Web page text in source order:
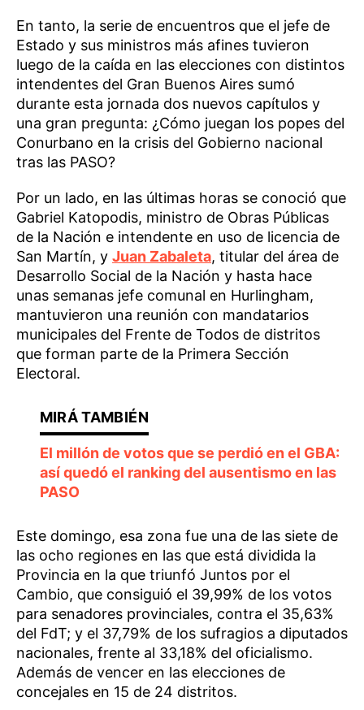
En tanto, la serie de encuentros que el jefe de
Estado y sus ministros más afines tuvieron
luego de la caída en las elecciones con distintos
intendentes del Gran Buenos Aires sumó
durante esta jornada dos nuevos capítulos y
una gran pregunta: ¿Cómo juegan los popes del
Conurbano en la crisis del Gobierno nacional
tras las PASO?
Por un lado, en las últimas horas se conoció que
Gabriel Katopodis, ministro de Obras Públicas
de la Nación e intendente en uso de licencia de
San Martín, y Juan Zabaleta, titular del área de
Desarrollo Social de la Nación y hasta hace
unas semanas jefe comunal en Hurlingham,
mantuvieron una reunión con mandatarios
municipales del Frente de Todos de distritos
que forman parte de la Primera Sección
Electoral.
El millón de votos que se perdió en el GBA:
así quedó el ranking del ausentismo en las
PASO
Este domingo, esa zona fue una de las siete de
las ocho regiones en las que está dividida la
Provincia en la que triunfó Juntos por el
Cambio, que consiguió el 39,99% de los votos
para senadores provinciales, contra el 35,63%
del FdT; y el 37,79% de los sufragios a diputados
nacionales, frente al 33,18% del oficialismo.
Además de vencer en las elecciones de
concejales en 15 de 24 distritos.